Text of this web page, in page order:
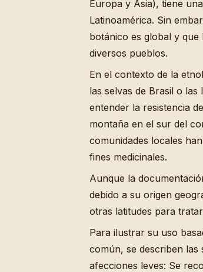
Europa y Asia), tiene
Latinoamérica. Sin
botánico es global y que
diversos pueblos.
En el contexto de la
las selvas de Brasil o
entender la resistencia
montaña en el sur del
comunidades locales
fines medicinales.
Aunque la
debido a su origen
otras latitudes para
Para ilustrar su uso
común, se describen las
afecciones leves: Se